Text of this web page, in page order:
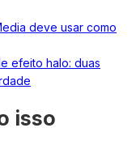
deve usar como
efeito halo: duas
isso